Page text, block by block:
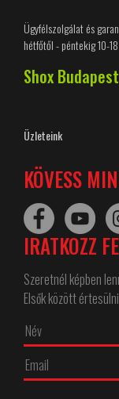
Ügyfélszolgálat és
hétfőtől - péntekig 10-
Shox
Üzleteink
KÖVESS
IRATKOZZ
Szeretnél képben
Elsők között